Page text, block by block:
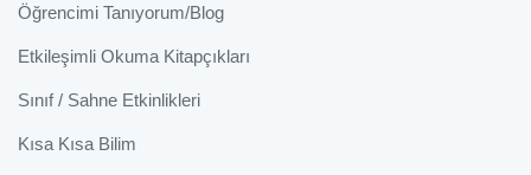
Öğrencimi Tanıyorum/Blog
Etkileşimli Okuma Kitapçıkları
Sınıf / Sahne Etkinlikleri
Kısa Kısa Bilim